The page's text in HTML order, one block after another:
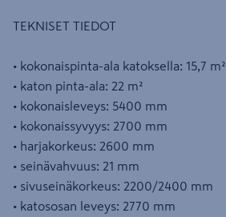
TEKNISET TIEDOT
• kokonaispinta-ala katoksella: 15,7 m²
• katon pinta-ala: 22 m²
• kokonaisleveys: 5400 mm
• kokonaissyvyys: 2700 mm
• harjakorkeus: 2600 mm
• seinävahvuus: 21 mm
• sivuseinäkorkeus: 2200/2400 mm
• katososan leveys: 2770 mm